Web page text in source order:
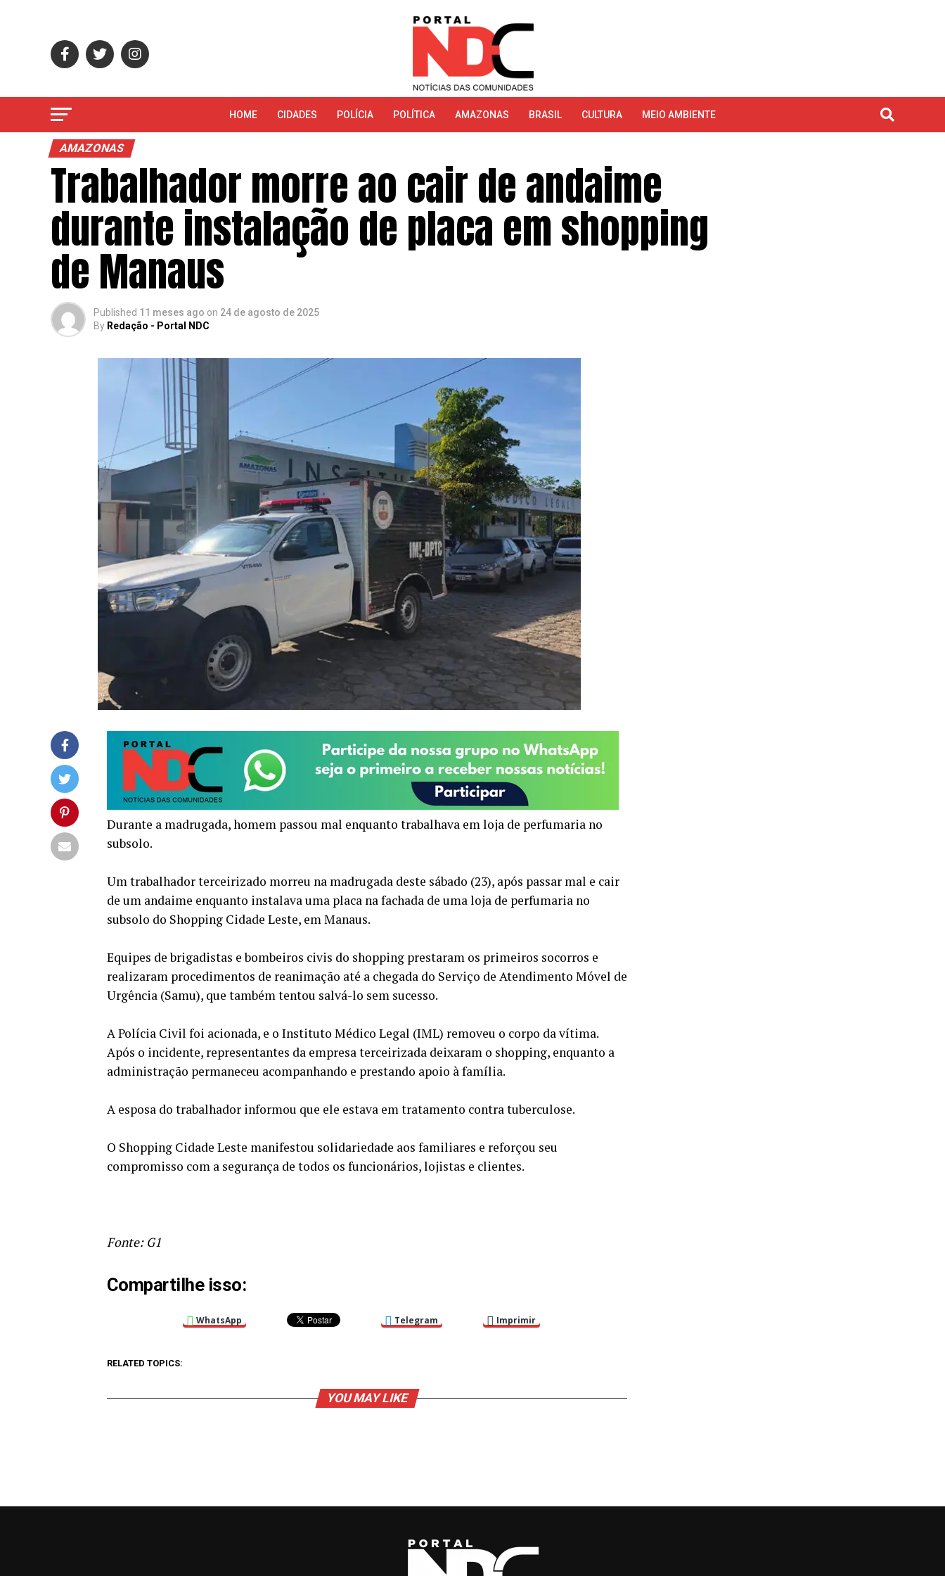
HOME CIDADES POLÍCIA POLÍTICA AMAZONAS BRASIL CULTURA MEIO AMBIENTE
AMAZONAS
Trabalhador morre ao cair de andaime
durante instalação de placa em shopping
de Manaus
Published 11 meses ago on 24 de agosto de 2025
By Redação - Portal NDC
Durante a madrugada, homem passou mal enquanto trabalhava em loja de perfumaria no
subsolo.
Um trabalhador terceirizado morreu na madrugada deste sábado (23), após passar mal e cair
de um andaime enquanto instalava uma placa na fachada de uma loja de perfumaria no
subsolo do Shopping Cidade Leste, em Manaus.
Equipes de brigadistas e bombeiros civis do shopping prestaram os primeiros socorros e
realizaram procedimentos de reanimação até a chegada do Serviço de Atendimento Móvel de
Urgência (Samu), que também tentou salvá-lo sem sucesso.
A Polícia Civil foi acionada, e o Instituto Médico Legal (IML) removeu o corpo da vítima.
Após o incidente, representantes da empresa terceirizada deixaram o shopping, enquanto a
administração permaneceu acompanhando e prestando apoio à família.
A esposa do trabalhador informou que ele estava em tratamento contra tuberculose.
O Shopping Cidade Leste manifestou solidariedade aos familiares e reforçou seu
compromisso com a segurança de todos os funcionários, lojistas e clientes.
Fonte: G1
Compartilhe isso:
WhatsApp Telegram Imprimir
RELATED TOPICS:
YOU MAY LIKE